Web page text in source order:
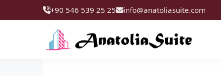
+90 546 539 25 25 info@anatoliasuite.com